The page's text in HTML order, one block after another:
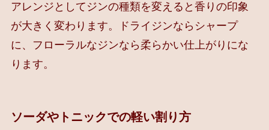
アレンジとしてジンの種類を変えると香りの印象
が大きく変わります。ドライジンならシャープ
に、フローラルなジンなら柔らかい仕上がりにな
ります。
ソーダやトニックでの軽い割り方